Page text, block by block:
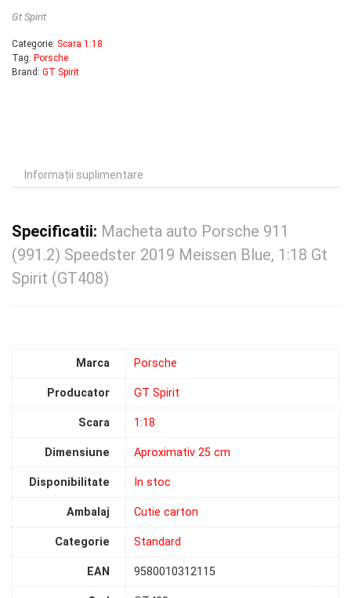
Gt Spirit
Categorie: Scara 1:18
Tag: Porsche
Brand: GT Spirit
Informații suplimentare
Specificatii: Macheta auto Porsche 911
(991.2) Speedster 2019 Meissen Blue, 1:18 Gt
Spirit (GT408)
Marca Porsche
Producator GT Spirit
Scara 1:18
Dimensiune Aproximativ 25 cm
Disponibilitate In stoc
Ambalaj Cutie carton
Categorie Standard
EAN 9580010312115